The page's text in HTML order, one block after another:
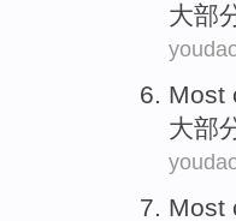
大部
Most
大部
Most